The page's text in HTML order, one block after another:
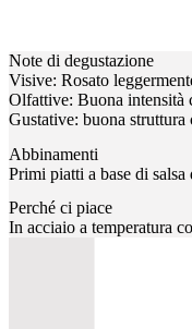
Note di degustazione
Visive: Rosato
Olfattive: Buona intensità
Gustative: buona struttura
Abbinamenti
Primi piatti a base di
Perché ci piace
In acciaio a temperatura